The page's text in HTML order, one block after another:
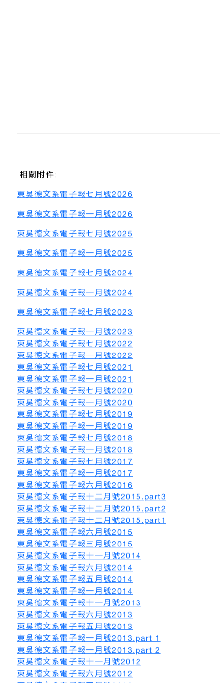
相關附件:
東吳德文系電子報七月號2026
東吳德文系電子報一月號2026
東吳德文系電子報七月號2025
東吳德文系電子報一月號2025
東吳德文系電子報七月號2024
東吳德文系電子報一月號2024
東吳德文系電子報七月號2023
東吳德文系電子報一月號2023
東吳德文系電子報七月號2022
東吳德文系電子報一月號2022
東吳德文系電子報七月號2021
東吳德文系電子報一月號2021
東吳德文系電子報七月號2020
東吳德文系電子報一月號2020
東吳德文系電子報七月號2019
東吳德文系電子報一月號2019
東吳德文系電子報七月號2018
東吳德文系電子報一月號2018
東吳德文系電子報七月號2017
東吳德文系電子報一月號2017
東吳德文系電子報六月號2016
東吳德文系電子報十二月號2015.part3
東吳德文系電子報十二月號2015.part2
東吳德文系電子報十二月號2015.part1
東吳德文系電子報六月號2015
東吳德文系電子報三月號2015
東吳德文系電子報十一月號2014
東吳德文系電子報六月號2014
東吳德文系電子報五月號2014
東吳德文系電子報一月號2014
東吳德文系電子報十一月號2013
東吳德文系電子報六月號2013
東吳德文系電子報五月號2013
東吳德文系電子報一月號2013.part 1
東吳德文系電子報一月號2013.part 2
東吳德文系電子報十一月號2012
東吳德文系電子報六月號2012